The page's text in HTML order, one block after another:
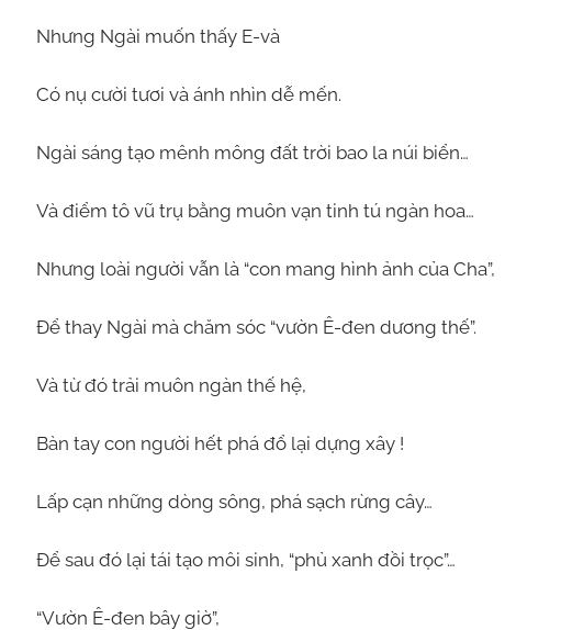
Nhưng Ngài muốn thấy E-và
Có nụ cười tươi và ánh nhìn dễ mến.
Ngài sáng tạo mênh mông đất trời bao la núi biển…
Và điểm tô vũ trụ bằng muôn vạn tinh tú ngàn hoa…
Nhưng loài người vẫn là “con mang hình ảnh của Cha”,
Để thay Ngài mà chăm sóc “vườn Ê-đen dương thế”.
Và từ đó trải muôn ngàn thế hệ,
Bàn tay con người hết phá đổ lại dựng xây !
Lấp cạn những dòng sông, phá sạch rừng cây…
Để sau đó lại tái tạo môi sinh, “phủ xanh đồi trọc”…
“Vườn Ê-đen bây giờ”,